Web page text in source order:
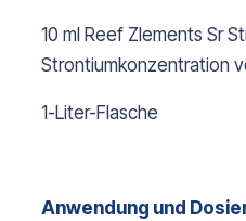
10 ml Reef Zlements Sr
Strontiumkonzentration
1-Liter-Flasche
Anwendung und